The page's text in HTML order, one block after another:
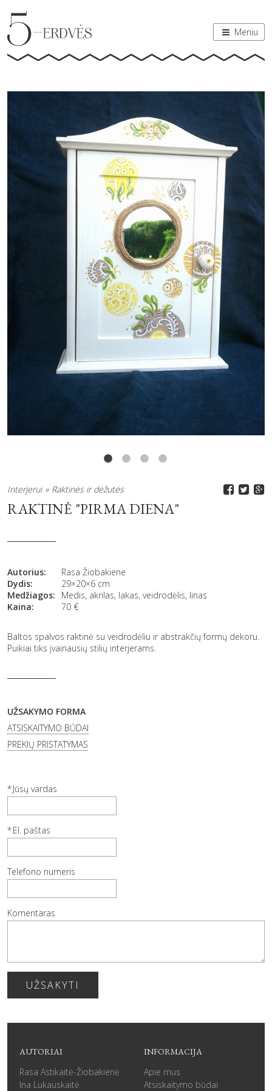
Meniu
Interjerui Raktinės ir dėžutės
RAKTINĖ "PIRMA DIENA"
Autorius:
Rasa Žiobakiene
Dydis:
29×20×6 cm
Medžiagos:
Medis, akrilas, lakas, veidrodėlis, linas
Kaina:
70 €
Baltos spalvos raktinė su veidrodėliu ir abstrakčių formų dekoru.
Puikiai tiks įvairiausių stilių interjerams.
UŽSAKYMO FORMA
ATSISKAITYMO BŪDAI
PREKIŲ PRISTATYMAS
Jūsų vardas
El. paštas
Telefono numeris
Komentaras
UŽSAKYTI
AUTORIAI
Rasa Astikaitė-Žiobakienė
Ina Lukauskaitė
INFORMACIJA
Apie mus
Atsiskaitymo būdai